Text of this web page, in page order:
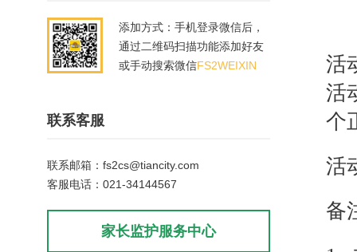
添加方式：手机登录微信后，
通过二维码扫描功能添加好友
或手动搜索微信FS2WEIXIN
联系客服
联系邮箱：fs2cs@tiancity.com
客服电话：021-34144567
家长监护服务中心
活
活
个
活
备